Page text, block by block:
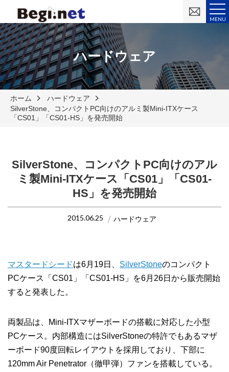
MENU
い
ハードウェア
ホーム
ハードウェア
SilverStone、コンパクトPC向けのアルミ製Mini-ITXケース
「CS01」「CS01-HS」を発売開始
SilverStone、コンパクトPC向けのアル
ミ製Mini-ITXケース「CS01」「CS01-
HS」を発売開始
2015.06.25 ハードウェア
マスタードシードは6月19日、 SilverStoneのコンパクト
PCケース「CS01」「CS01-HS」を6月26日から販売開始
すると発表した。
両製品は、Mini-ITXマザーボードの搭載に対応した小型
PCケース。内部構造にはSilverStoneの特許でもあるマザ
ーボード90度回転レイアウトを採用しており、下部に
120mm Air Penetrator（徹甲弾）ファンを搭載している。